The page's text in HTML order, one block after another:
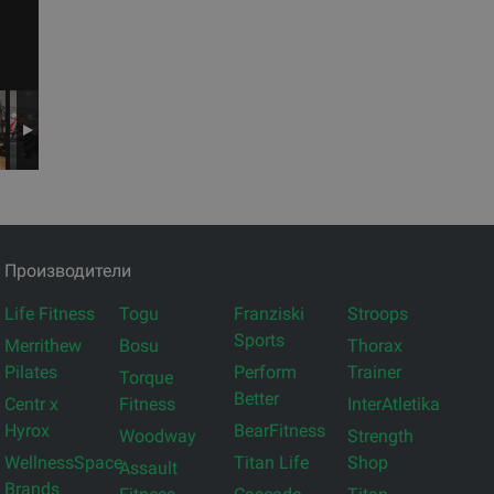
Производители
Life Fitness
Merrithew
Pilates
Centr x
Hyrox
WellnessSpace
Brands
Togu
Bosu
Torque
Fitness
Woodway
Assault
Franziski
Sports
Perform
Better
BearFitness
Titan Life
Stroops
Thorax
Trainer
InterAtletika
Strength
Shop